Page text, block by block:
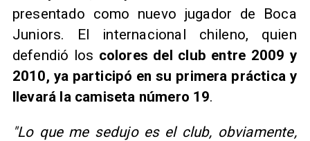
presentado como nuevo jugador de Boca
Juniors. El internacional chileno, quien
defendió los colores del club entre 2009 y
2010, ya participó en su primera práctica y
llevará la camiseta número 19.
"Lo que me sedujo es el club, obviamente,